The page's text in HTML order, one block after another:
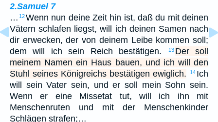
2.Samuel 7
… 12Wenn nun deine Zeit hin ist, daß du mit deinen
Vätern schlafen liegst, will ich deinen Samen nach
dir erwecken, der von deinem Leibe kommen soll;
dem will ich sein Reich bestätigen.
13 Der soll
meinem Namen ein Haus bauen, und ich will den
Stuhl seines Königreichs bestätigen ewiglich.
14 Ich
will sein Vater sein, und er soll mein Sohn sein.
Wenn er eine Missetat tut, will ich ihn mit
Menschenruten und mit der Menschenkinder
Schlägen strafen;…